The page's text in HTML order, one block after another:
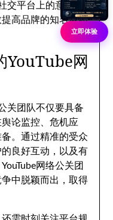
交平台上的意见领
高品牌的知名度和
YouTube网
关团队不仅要具备
论监控、危机应
。通过精准的受众
良好互动，以及有
网络公关团
中脱颖而出，取得
立即体验